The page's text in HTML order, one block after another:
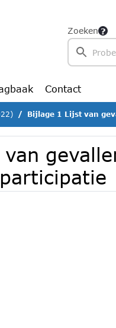
Zoeken
Contact
Bijlage 1 Lijst van